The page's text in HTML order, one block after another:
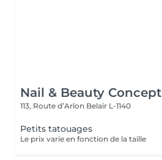
Nail & Beauty Concept
113, Route d’Arlon Belair L-1140
Petits tatouages
Le prix varie en fonction de la taille